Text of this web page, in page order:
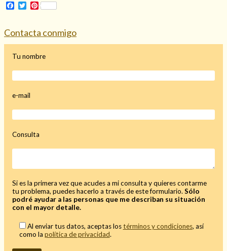
Alejamiento(208)
Cartomancia(117)
Cómo recuperar a mi ex(190)
Endulzamiento
Hechizo de amor(593)
Infidelidad(104)
Oraciones
Rituales(72)
Tarot online(372)
Mi rincón
¿Qué es el tarot?
Facebook
TwitterPinterest
Contacta conmigo
Tu nombre
e-mail
Consulta
Si es la primera vez que acudes a mi consulta y quieres contarme
tu problema, puedes hacerlo a través de este formulario.Sólo
podré ayudar a las personas que me describan su situación
con el mayor detalle.
Al enviar tus datos, aceptas lostérminos y condiciones, así
como la política de privacidad.